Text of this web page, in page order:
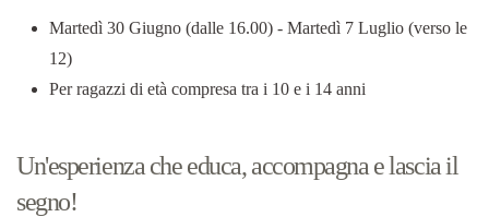
Martedì 30 Giugno (dalle 16.00) - Martedì 7 Luglio (verso le
12)
Per ragazzi di età compresa tra i 10 e i 14 anni
Un'esperienza che educa, accompagna e lascia il
segno!